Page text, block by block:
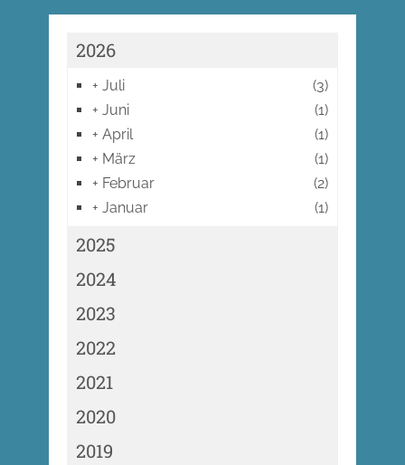
2026
+ Juli
(3)
+ Juni
(1)
+ April
(1)
+ März
(1)
+ Februar
(2)
+ Januar (1)
2025
2024
2023
2022
2021
2020
2019